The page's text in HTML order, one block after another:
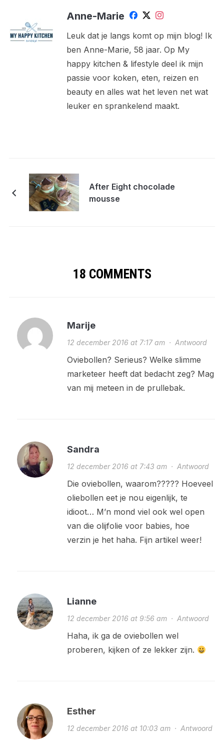
Anne-Marie
Leuk dat je langs komt op mijn blog! Ik
ben Anne-Marie, 58 jaar. Op My
happy kitchen & lifestyle deel ik mijn
passie voor koken, eten, reizen en
beauty en alles wat het leven net wat
leuker en sprankelend maakt.
After Eight chocolade
mousse
18 COMMENTS
Marije
12 december 2016 at 7:17 am· Antwoord
Oviebollen? Serieus? Welke slimme
marketeer heeft dat bedacht zeg? Mag
van mij meteen in de prullebak.
Sandra
12 december 2016 at 7:43 am· Antwoord
Die oviebollen, waarom????? Hoeveel
oliebollen eet je nou eigenlijk, te
idioot… M’n mond viel ook wel open
van die olijfolie voor babies, hoe
verzin je het haha. Fijn artikel weer!
Lianne
12 december 2016 at 9:56 am· Antwoord
Haha, ik ga de oviebollen wel
proberen, kijken of ze lekker zijn.
Esther
12 december 2016 at 10:03 am· Antwoord